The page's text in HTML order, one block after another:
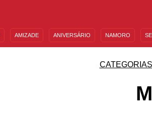
AMIZADE ANIVERSÁRIO NAMORO
CATEGORIAS